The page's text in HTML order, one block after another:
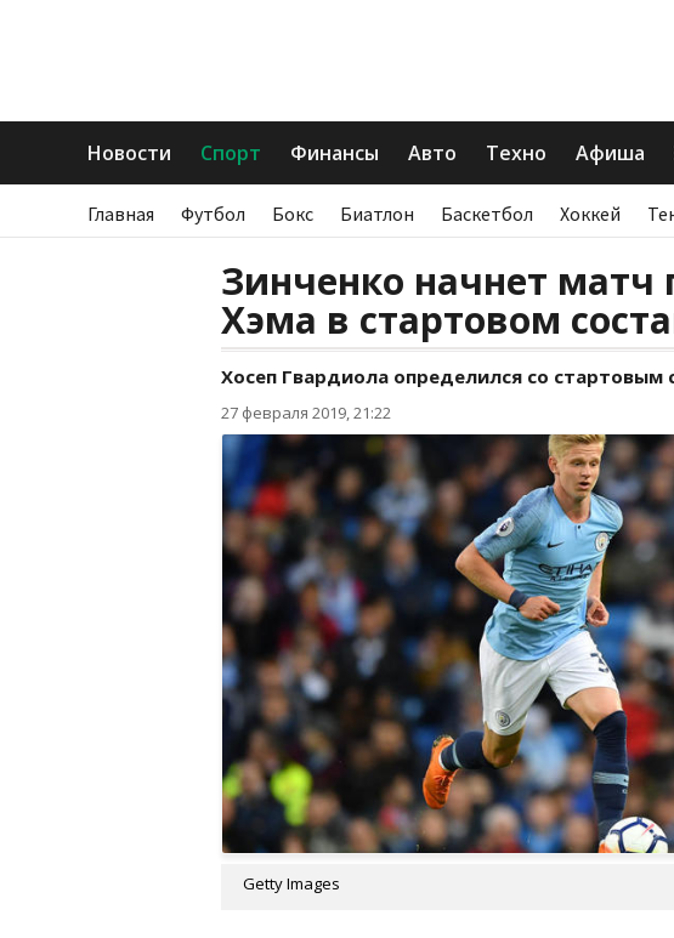
Новости Спорт Финансы Авто Техно Афиша
Главная Футбол Бокс Биатлон Баскетбол Хоккей
Зинченко начнет матч
Хэма в стартовом
Хосеп Гвардиола определился со стартовым
27 февраля 2019, 21:22
Getty Images